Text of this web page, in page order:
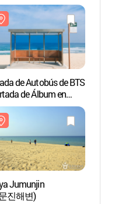
de Autobús de BTS
de Álbum en
(주문진읍 BTS
사진 촬영지
정류장))
Jumunjin
진해변)